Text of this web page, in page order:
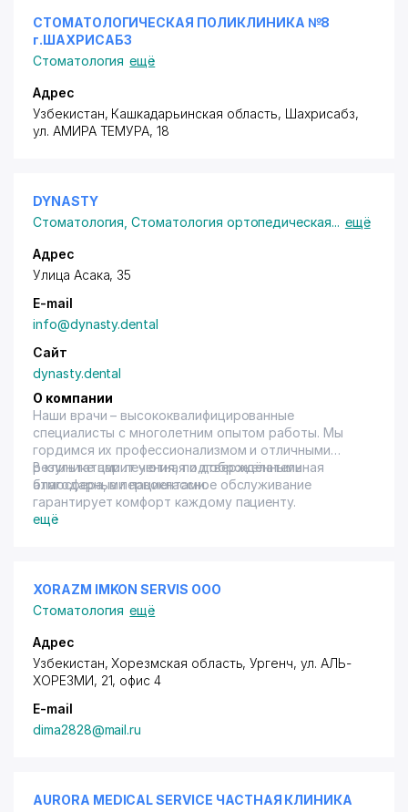
СТОМАТОЛОГИЧЕСКАЯ ПОЛИКЛИНИКА №8
г.ШАХРИСАБЗ
Стоматология ещё
Адрес
Узбекистан, Кашкадарьинская область, Шахрисабз,
ул. АМИРА ТЕМУРА, 18
DYNASTY
Стоматология ,Стоматология ортопедическая... ещё
Адрес
Улица Асака, 35
E-mail
info@dynasty.dental
Сайт
dynasty.dental
О компании
Наши врачи – высококвалифицированные
специалисты с многолетним опытом работы. Мы
гордимся их профессионализмом и отличными
результатами лечения, подтверждёнными
благодарными пациентами.
В клинике царит уютная и доброжелательная
атмосфера, а первоклассное обслуживание
гарантирует комфорт каждому пациенту.
ещё
XORAZM IMKON SERVIS ООО
Стоматология ещё
Адрес
Узбекистан, Хорезмская область, Ургенч, ул. АЛЬ-
ХОРЕЗМИ, 21, офис 4
E-mail
dima2828@mail.ru
AURORA MEDICAL SERVICE ЧАСТНАЯ КЛИНИКА